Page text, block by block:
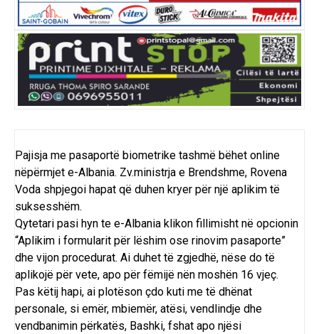
Pajisja me pasaportë biometrike tashmë bëhet online
nëpërmjet e-Albania. Zv.ministrja e Brendshme, Rovena
Voda shpjegoi hapat që duhen kryer për një aplikim të
suksesshëm.
Qytetari pasi hyn te e-Albania klikon fillimisht në opcionin
“Aplikim i formularit për lëshim ose rinovim pasaporte”
dhe vijon procedurat. Ai duhet të zgjedhë, nëse do të
aplikojë për vete, apo për fëmijë nën moshën 16 vjeç.
Pas këtij hapi, ai plotëson çdo kuti me të dhënat
personale, si emër, mbiemër, atësi, vendlindje dhe
vendbanimin përkatës, Bashki, fshat apo njësi